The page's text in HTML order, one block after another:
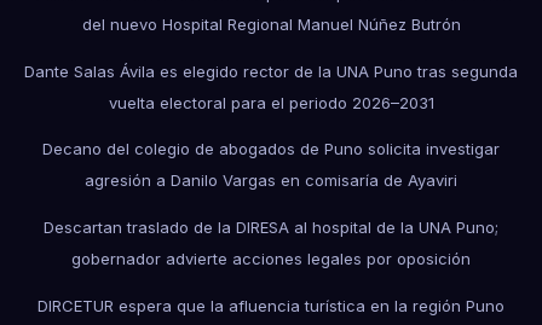
del nuevo Hospital Regional Manuel Núñez Butrón
Dante Salas Ávila es elegido rector de la UNA Puno tras segunda
vuelta electoral para el periodo 2026–2031
Decano del colegio de abogados de Puno solicita investigar
agresión a Danilo Vargas en comisaría de Ayaviri
Descartan traslado de la DIRESA al hospital de la UNA Puno;
gobernador advierte acciones legales por oposición
DIRCETUR espera que la afluencia turística en la región Puno